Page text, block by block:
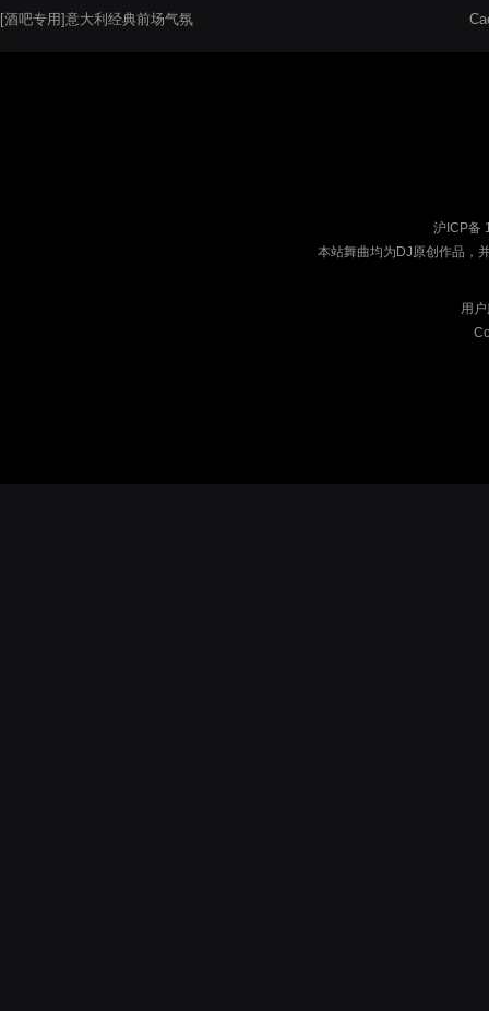
[酒吧专用]意大利经典前场气氛
沪ICP备
本站舞曲均为DJ原创作品，
用